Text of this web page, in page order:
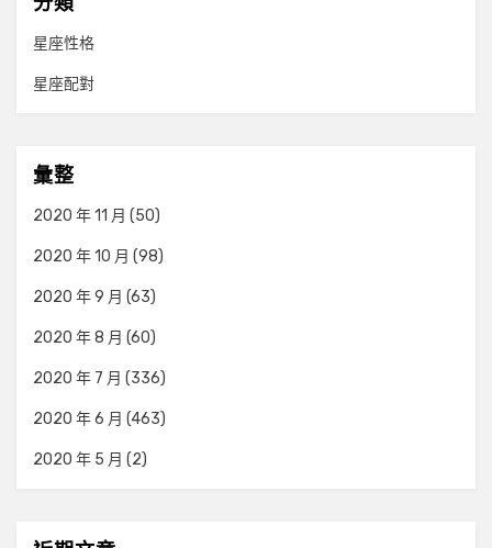
星座性格
星座配對
彙整
2020 年 11 月 (50)
2020 年 10 月 (98)
2020 年 9 月 (63)
2020 年 8 月 (60)
2020 年 7 月 (336)
2020 年 6 月 (463)
2020 年 5 月 (2)